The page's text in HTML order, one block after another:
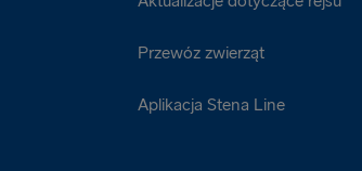
Przewóz zwierząt
Aplikacja Stena Line